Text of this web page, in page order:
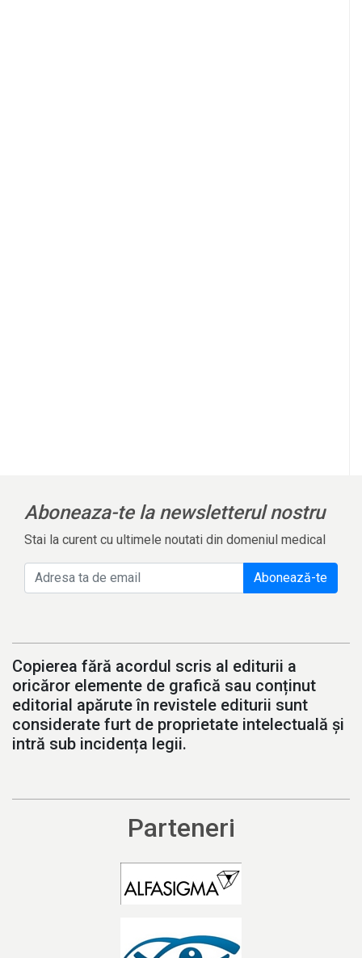
Aboneaza-te la newsletterul nostru
Stai la curent cu ultimele noutati din domeniul medical
Abonează-te
Copierea fără acordul scris al editurii a
oricăror elemente de grafică sau conținut
editorial apărute în revistele editurii sunt
considerate furt de proprietate intelectuală și
intră sub incidența legii.
Parteneri